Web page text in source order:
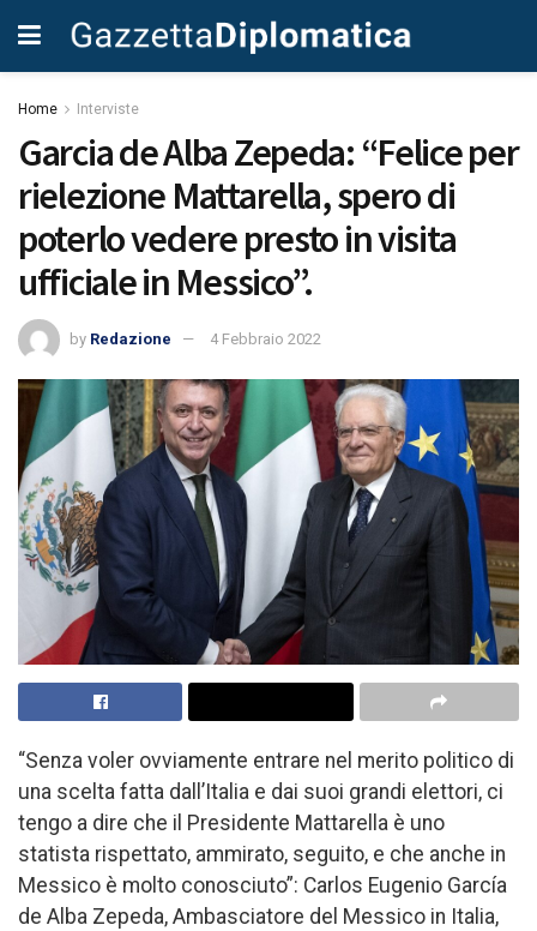
Home Interviste
Garcia de Alba Zepeda: “Felice per
rielezione Mattarella, spero di
poterlo vedere presto in visita
ufficiale in Messico”.
by Redazione 4 Febbraio 2022
“Senza voler ovviamente entrare nel merito politico di
una scelta fatta dall’Italia e dai suoi grandi elettori, ci
tengo a dire che il Presidente Mattarella è uno
statista rispettato, ammirato, seguito, e che anche in
Messico è molto conosciuto”: Carlos Eugenio García
de Alba Zepeda, Ambasciatore del Messico in Italia,